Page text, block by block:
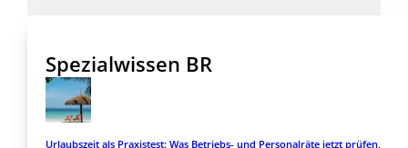
Spezialwissen BR
Urlaubszeit als Praxistest: Was Betriebs- und Personalräte jetzt prüfen,